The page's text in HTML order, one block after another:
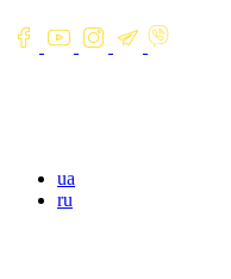
ua
ru